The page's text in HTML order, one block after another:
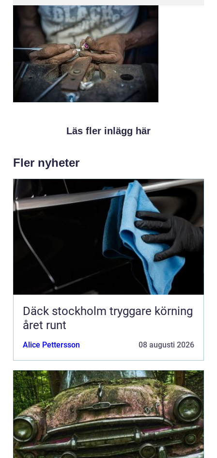
Läs fler inlägg här
Fler nyheter
Däck stockholm tryggare körning
året runt
Alice Pettersson 08 augusti 2026